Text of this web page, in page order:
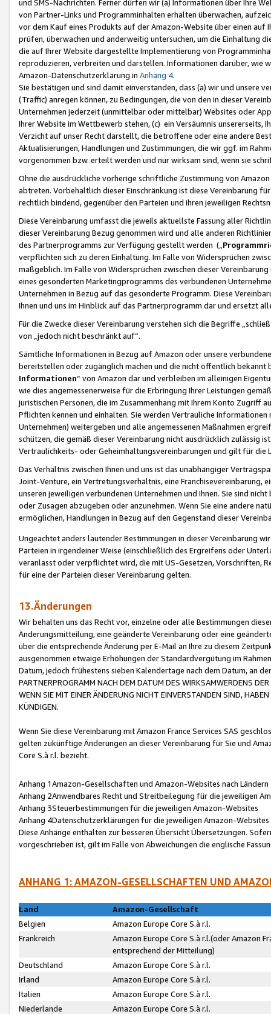
und SMS-Nachrichten. Ferner dürfen wir (a) Informationen über Ihre
von Partner-Links und Programminhalten erhalten überwachen,
vor dem Kauf eines Produkts auf der Amazon-Website über einen
prüfen, überwachen und anderweitig untersuchen, um die Einhaltung
die auf Ihrer Website dargestellte Implementierung von
reproduzieren, verbreiten und darstellen. Informationen darüber, wie
Amazon-Datenschutzerklärung in Anhang 4.
Sie bestätigen und sind damit einverstanden, dass (a) wir und
(Traffic) anregen können, zu Bedingungen, die von den in dieser
Unternehmen jederzeit (unmittelbar oder mittelbar) Websites oder
Ihrer Website im Wettbewerb stehen, (c) ein Versäumnis unsererseits,
Verzicht auf unser Recht darstellt, die betroffene oder eine andere
Aktualisierungen, Handlungen und Zustimmungen, die wir ggf. im
vorgenommen bzw. erteilt werden und nur wirksam sind, wenn sie
Ohne die ausdrückliche vorherige schriftliche Zustimmung von
abtreten. Vorbehaltlich dieser Einschränkung ist diese Vereinbarung
rechtlich bindend, gegenüber den Parteien und ihren jeweiligen
Diese Vereinbarung umfasst die jeweils aktuellste Fassung aller
dieser Vereinbarung Bezug genommen wird und alle anderen
des Partnerprogramms zur Verfügung gestellt werden („
verpflichten sich zu deren Einhaltung. Im Falle von Widersprüchen
maßgeblich. Im Falle von Widersprüchen zwischen dieser
eines gesonderten Marketingprogramms des verbundenen
Unternehmen in Bezug auf das gesonderte Programm. Diese
Ihnen und uns im Hinblick auf das Partnerprogramm dar und ersetzt
Für die Zwecke dieser Vereinbarung verstehen sich die Begriffe
von „jedoch nicht beschränkt auf“.
Sämtliche Informationen in Bezug auf Amazon oder unsere
bereitstellen oder zugänglich machen und die nicht öffentlich
Informationen“ von Amazon dar und verbleiben im alleinigen
wie dies angemessenerweise für die Erbringung Ihrer Leistungen
juristischen Personen, die im Zusammenhang mit Ihrem Konto
Pflichten kennen und einhalten. Sie werden Vertrauliche
Unternehmen) weitergeben und alle angemessenen Maßnahmen
schützen, die gemäß dieser Vereinbarung nicht ausdrücklich zulässig
Vertraulichkeits- oder Geheimhaltungsvereinbarungen und gilt für die
Das Verhältnis zwischen Ihnen und uns ist das unabhängiger
Joint-Venture, ein Vertretungsverhältnis, eine Franchisevereinbarung,
unseren jeweiligen verbundenen Unternehmen und Ihnen. Sie sind
oder Zusagen abzugeben oder anzunehmen. Wenn Sie eine andere
ermöglichen, Handlungen in Bezug auf den Gegenstand dieser
Ungeachtet anders lautender Bestimmungen in dieser Vereinbarung
Parteien in irgendeiner Weise (einschließlich des Ergreifens oder
veranlasst oder verpflichtet wird, die mit US-Gesetzen, Vorschriften,
für eine der Parteien dieser Vereinbarung gelten.
13.Änderungen
Wir behalten uns das Recht vor, einzelne oder alle Bestimmungen
Änderungsmitteilung, eine geänderte Vereinbarung oder eine
über die entsprechende Änderung per E-Mail an Ihre zu diesem
ausgenommen etwaige Erhöhungen der Standardvergütung im
Datum, jedoch frühestens sieben Kalendertage nach dem Datum, an
PARTNERPROGRAMM NACH DEM DATUM DES WIRKSAMWERDENS
WENN SIE MIT EINER ÄNDERUNG NICHT EINVERSTANDEN SIND,
KÜNDIGEN.
Wenn Sie diese Vereinbarung mit Amazon France Services SAS
gelten zukünftige Änderungen an dieser Vereinbarung für Sie und
Core S.à r.l. bezieht.
Anhang 1Amazon-Gesellschaften und Amazon-Websites nach Ländern
Anhang 2Anwendbares Recht und Streitbeilegung für die jeweiligen
Anhang 3Steuerbestimmungen für die jeweiligen Amazon-Websites
Anhang 4Datenschutzerklärungen für die jeweiligen Amazon-Websites
Diese Anhänge enthalten zur besseren Übersicht Übersetzungen.
vorgeschrieben ist, gilt im Falle von Abweichungen die englische
ANHANG 1: AMAZON-GESELLSCHAFTEN UND
Land
Amazon-Gesellschaft
Belgien
Amazon Europe Core S.à r.l.
Frankreich
Amazon Europe Core S.à r.l.(oder Amazon
entsprechend der Mitteilung)
Deutschland
Amazon Europe Core S.à r.l.
Irland
Amazon Europe Core S.à r.l.
Italien
Amazon Europe Core S.à r.l.
Niederlande
Amazon Europe Core S.à r.l.